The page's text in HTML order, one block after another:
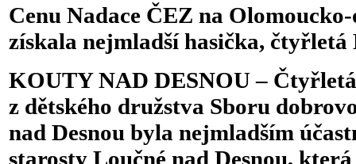
Cenu Nadace ČEZ na
získala nejmladší hasička, čtyřletá
KOUTY NAD DESNOU –
z dětského družstva Sboru
nad Desnou byla nejmladším
starosty Loučné nad Desnou,